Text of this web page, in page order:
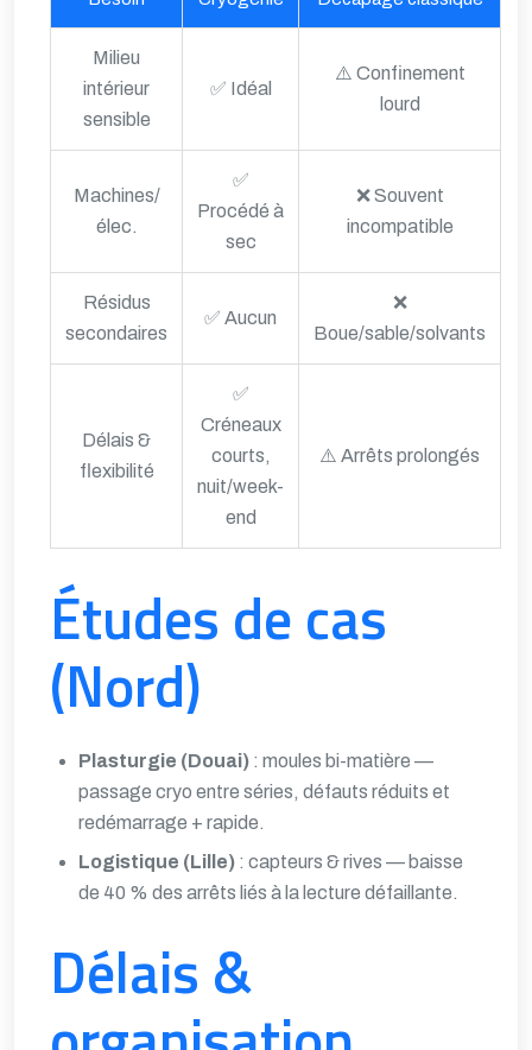
Milieu
intérieur
sensible
✅ Idéal
⚠️ Confinement
lourd
Machines/
élec.
✅
Procédé à
sec
❌ Souvent
incompatible
Résidus
secondaires
✅ Aucun
❌
Boue/sable/solvants
Délais &
flexibilité
✅
Créneaux
courts,
nuit/week-
end
⚠️ Arrêts prolongés
Études de cas
(Nord)
Plasturgie (Douai) : moules bi-matière —
passage cryo entre séries, défauts réduits et
redémarrage + rapide.
Logistique (Lille) : capteurs & rives — baisse
de 40 % des arrêts liés à la lecture défaillante.
Délais &